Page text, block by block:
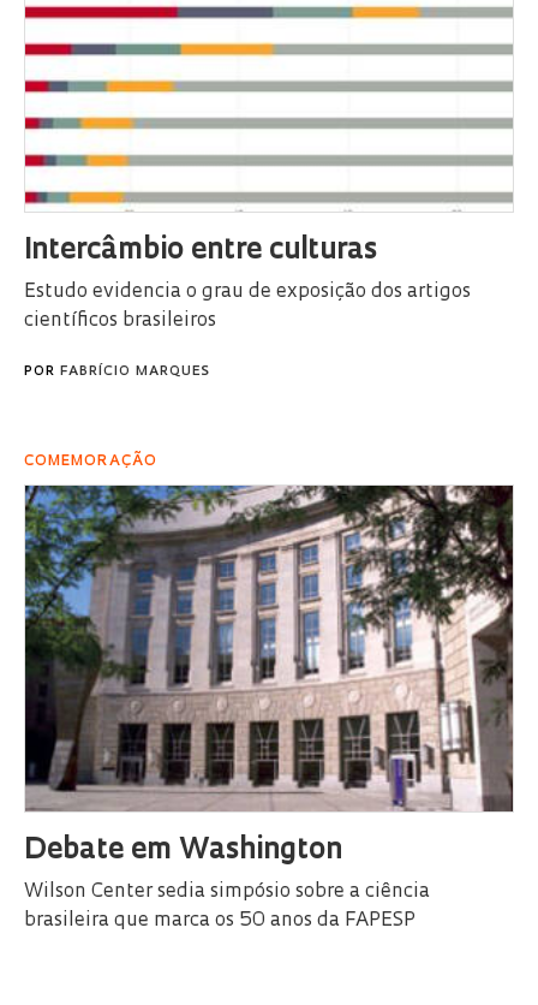
Intercâmbio entre culturas
Estudo evidencia o grau de exposição dos artigos
científicos brasileiros
POR FABRÍCIO MARQUES
COMEMORAÇÃO
Debate em Washington
Wilson Center sedia simpósio sobre a ciência
brasileira que marca os 50 anos da FAPESP